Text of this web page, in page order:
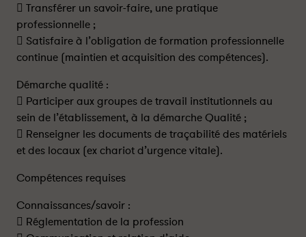
 Transférer un savoir-faire, une pratique
professionnelle ;
 Satisfaire à l’obligation de formation professionnelle
continue (maintien et acquisition des compétences).
Démarche qualité :
 Participer aux groupes de travail institutionnels au
sein de l’établissement, à la démarche Qualité ;
 Renseigner les documents de traçabilité des matériels
et des locaux (ex chariot d’urgence vitale).
Compétences requises
Connaissances/savoir :
 Réglementation de la profession